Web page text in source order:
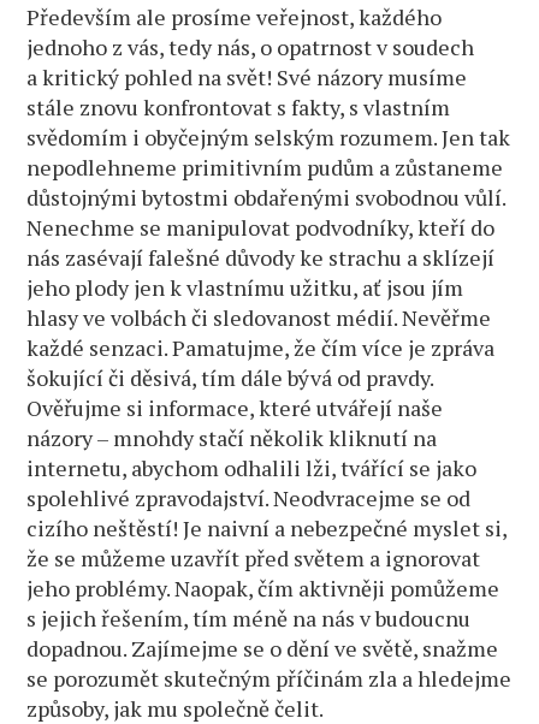
Především ale prosíme veřejnost, každého
jednoho z vás, tedy nás, o opatrnost v soudech
a kritický pohled na svět! Své názory musíme
stále znovu konfrontovat s fakty, s vlastním
svědomím i obyčejným selským rozumem. Jen tak
nepodlehneme primitivním pudům a zůstaneme
důstojnými bytostmi obdařenými svobodnou vůlí.
Nenechme se manipulovat podvodníky, kteří do
nás zasévají falešné důvody ke strachu a sklízejí
jeho plody jen k vlastnímu užitku, ať jsou jím
hlasy ve volbách či sledovanost médií. Nevěřme
každé senzaci. Pamatujme, že čím více je zpráva
šokující či děsivá, tím dále bývá od pravdy.
Ověřujme si informace, které utvářejí naše
názory – mnohdy stačí několik kliknutí na
internetu, abychom odhalili lži, tvářící se jako
spolehlivé zpravodajství. Neodvracejme se od
cizího neštěstí! Je naivní a nebezpečné myslet si,
že se můžeme uzavřít před světem a ignorovat
jeho problémy. Naopak, čím aktivněji pomůžeme
s jejich řešením, tím méně na nás v budoucnu
dopadnou. Zajímejme se o dění ve světě, snažme
se porozumět skutečným příčinám zla a hledejme
způsoby, jak mu společně čelit.